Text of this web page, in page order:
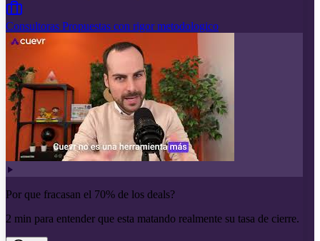
Consultoras Propuestas con rigor metodologico
Por que fracasan el 70% de los deals?
2 min para entender que esta matando realmente su tasa de cierre.